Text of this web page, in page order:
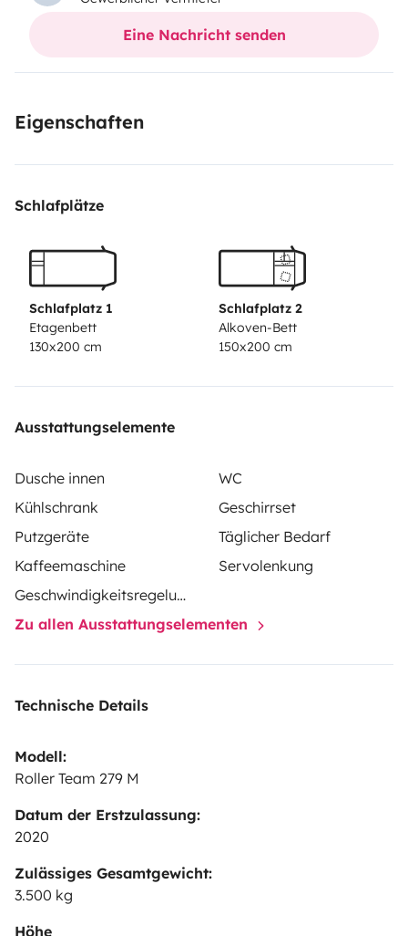
Eine Nachricht senden
Eigenschaften
Schlafplätze
Schlafplatz 1
Etagenbett
130x200 cm
Schlafplatz 2
Alkoven-Bett
150x200 cm
Ausstattungselemente
Dusche innen
WC
Kühlschrank
Geschirrset
Putzgeräte
Täglicher Bedarf
Kaffeemaschine
Servolenkung
Geschwindigkeitsregelung
Zu allen Ausstattungselementen
Technische Details
Modell:
Roller Team 279 M
Datum der Erstzulassung:
2020
Zulässiges Gesamtgewicht:
3.500 kg
Höhe